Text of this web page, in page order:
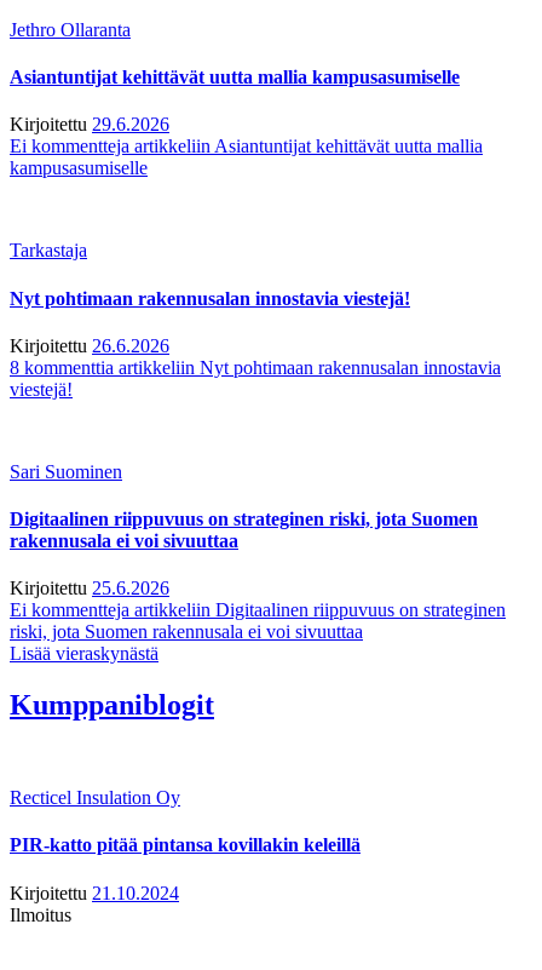
Jethro Ollaranta
Asiantuntijat kehittävät uutta mallia kampusasumiselle
Kirjoitettu 29.6.2026
Ei kommentteja artikkeliin Asiantuntijat kehittävät uutta mallia
kampusasumiselle
Tarkastaja
Nyt pohtimaan rakennusalan innostavia viestejä!
Kirjoitettu 26.6.2026
8 kommenttia artikkeliin Nyt pohtimaan rakennusalan innostavia
viestejä!
Sari Suominen
Digitaalinen riippuvuus on strateginen riski, jota Suomen
rakennusala ei voi sivuuttaa
Kirjoitettu 25.6.2026
Ei kommentteja artikkeliin Digitaalinen riippuvuus on strateginen
riski, jota Suomen rakennusala ei voi sivuuttaa
Lisää vieraskynästä
Kumppaniblogit
Recticel Insulation Oy
PIR-katto pitää pintansa kovillakin keleillä
Kirjoitettu 21.10.2024
Ilmoitus